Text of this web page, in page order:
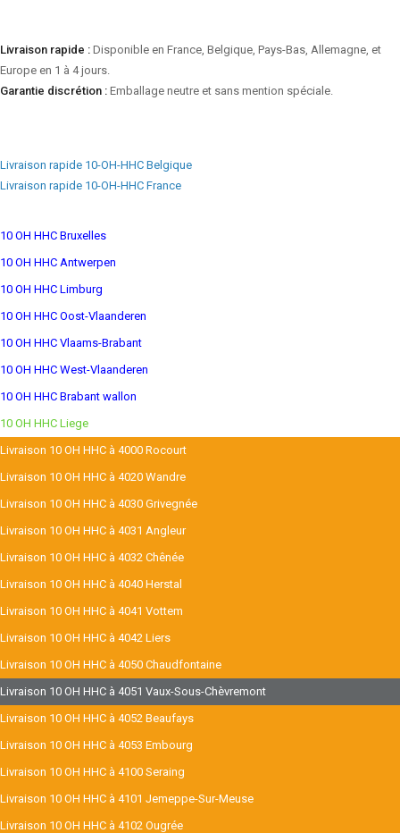
Livraison rapide : Disponible en France, Belgique, Pays-Bas, Allemagne, et
Europe en 1 à 4 jours.
Garantie discrétion : Emballage neutre et sans mention spéciale.
Livraison rapide 10-OH-HHC Belgique
Livraison rapide 10-OH-HHC France
10 OH HHC Bruxelles
10 OH HHC Antwerpen
10 OH HHC Limburg
10 OH HHC Oost-Vlaanderen
10 OH HHC Vlaams-Brabant
10 OH HHC West-Vlaanderen
10 OH HHC Brabant wallon
10 OH HHC Liege
Livraison 10 OH HHC à 4000 Rocourt
Livraison 10 OH HHC à 4020 Wandre
Livraison 10 OH HHC à 4030 Grivegnée
Livraison 10 OH HHC à 4031 Angleur
Livraison 10 OH HHC à 4032 Chênée
Livraison 10 OH HHC à 4040 Herstal
Livraison 10 OH HHC à 4041 Vottem
Livraison 10 OH HHC à 4042 Liers
Livraison 10 OH HHC à 4050 Chaudfontaine
Livraison 10 OH HHC à 4051 Vaux-Sous-Chèvremont
Livraison 10 OH HHC à 4052 Beaufays
Livraison 10 OH HHC à 4053 Embourg
Livraison 10 OH HHC à 4100 Seraing
Livraison 10 OH HHC à 4101 Jemeppe-Sur-Meuse
Livraison 10 OH HHC à 4102 Ougrée